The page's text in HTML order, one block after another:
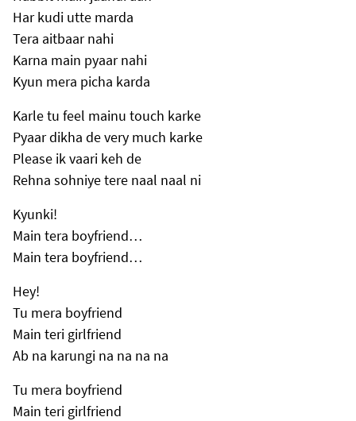
Har kudi utte marda
Tera aitbaar nahi
Karna main pyaar nahi
Kyun mera picha karda
Karle tu feel mainu touch karke
Pyaar dikha de very much karke
Please ik vaari keh de
Rehna sohniye tere naal naal ni
Kyunki!
Main tera boyfriend…
Main tera boyfriend…
Hey!
Tu mera boyfriend
Main teri girlfriend
Ab na karungi na na na na
Tu mera boyfriend
Main teri girlfriend